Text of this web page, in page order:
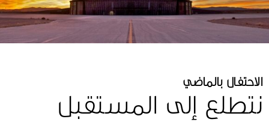
نتطلع إلى المستقبل
الاحتفال بالماضي